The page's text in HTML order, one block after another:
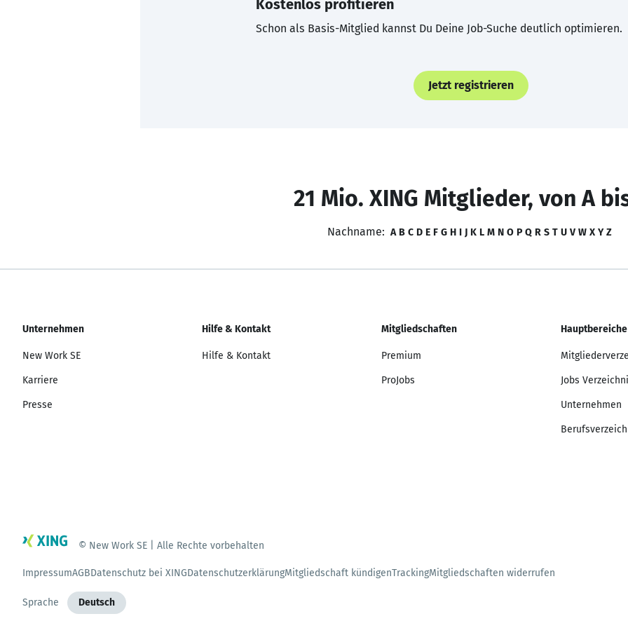
Kostenlos profitieren
Schon als Basis-Mitglied kannst Du Deine Job-Suche deutlich optimieren.
Jetzt registrieren
21 Mio. XING Mitglieder, von A
Nachname: A B C D E F G H I J K L M N O P Q R S T U V W X Y Z
Unternehmen
New Work SE
Karriere
Presse
Hilfe & Kontakt
Hilfe & Kontakt
Mitgliedschaften
Premium
ProJobs
Hauptbereiche
Jobs
Unternehmen
© New Work SE | Alle Rechte vorbehalten
ImpressumAGBDatenschutz bei XINGDatenschutzerklärungMitgliedschaft kündigenTrackingMitgliedschaften widerrufen
Sprache Deutsch